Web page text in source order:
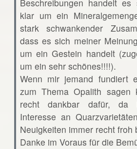
Beschreibungen handelt
klar um ein
stark schwankender
dass es sich meiner
um ein Gestein handelt
um ein sehr schönes!!!!).
Wenn mir jemand fundiert
zum Thema Opalith sagen
recht dankbar dafür, da
Interesse an
Neuigkeiten immer recht froh
Danke im Voraus für die